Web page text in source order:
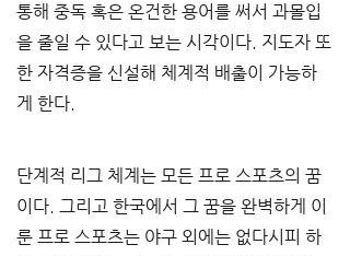
통해 중독 혹은 온건한 용어를 써서 과몰입
을 줄일 수 있다고 보는 시각이다. 지도자 또
한 자격증을 신설해 체계적 배출이 가능하
게 한다.
단계적 리그 체계는 모든 프로 스포츠의 꿈
이다. 그리고 한국에서 그 꿈을 완벽하게 이
룬 프로 스포츠는 야구 외에는 없다시피 하